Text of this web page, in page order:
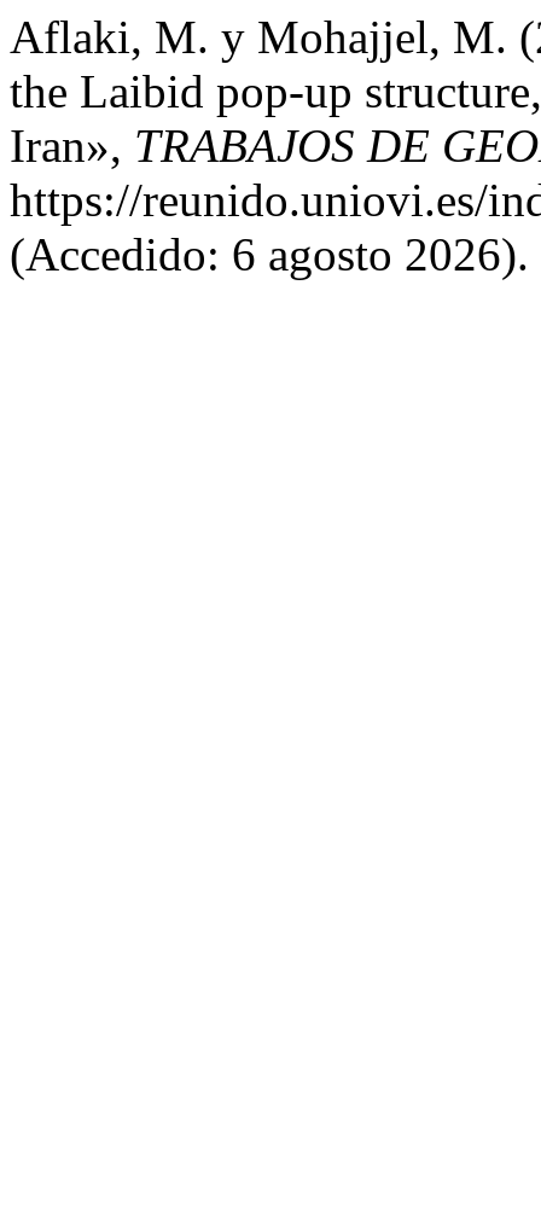
Aflaki, M. y Mohajjel, M.
the Laibid pop-up
Iran», TRABAJOS DE
https://reunido.uniovi.es/
(Accedido: 6 agosto 2026).